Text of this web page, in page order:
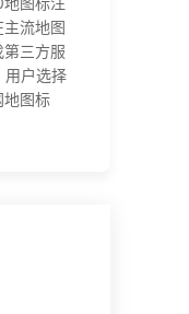
流地图
三方服
用户选择
地图标